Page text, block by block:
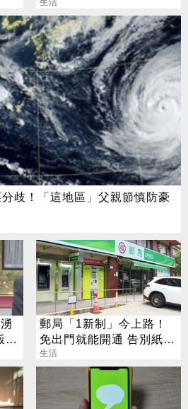
罰百萬
生活
歧！「這地區」父親節慎防豪
店
郵局「1新制」今上路！
免出門就能開通 告別紙本
不用跑臨櫃
生活